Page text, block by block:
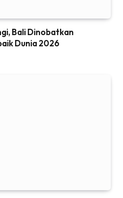
Bali Dinobatkan
Dunia 2026